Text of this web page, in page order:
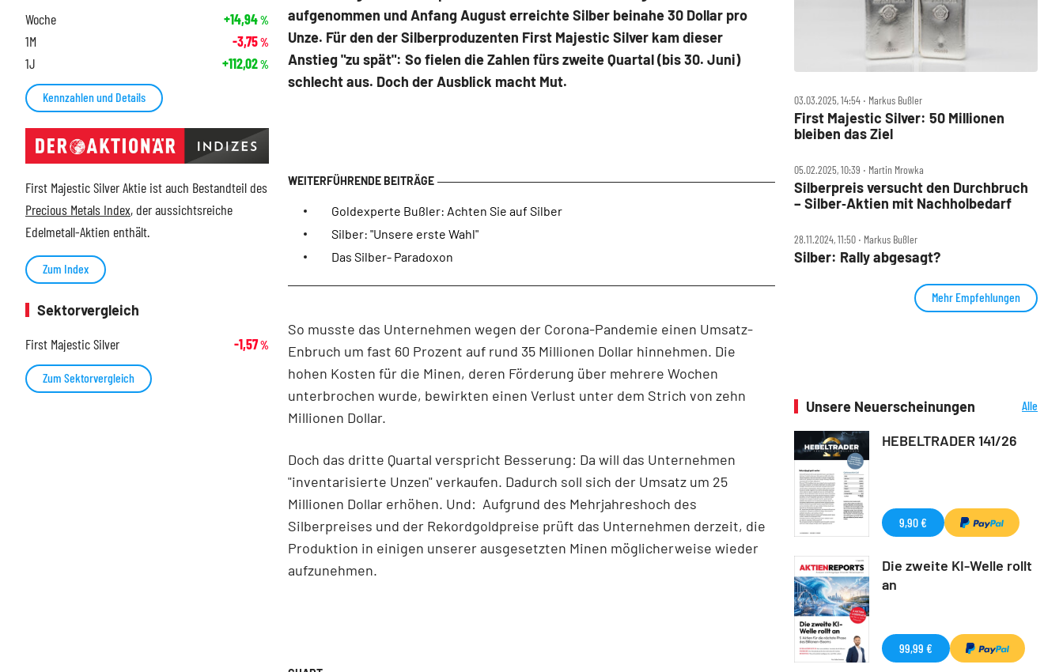
aufgenommen und Anfang August erreichte Silber beinahe 30 Dollar pro
Unze. Für den der Silberproduzenten First Majestic Silver kam dieser
Anstieg "zu spät": So fielen die Zahlen fürs zweite Quartal (bis 30. Juni)
schlecht aus. Doch der Ausblick macht Mut.
Goldexperte Bußler: Achten Sie auf Silber
Silber: "Unsere erste Wahl"
Das Silber- Paradoxon
So musste das Unternehmen wegen der Corona-Pandemie einen Umsatz-
Enbruch um fast 60 Prozent auf rund 35 Millionen Dollar hinnehmen. Die
hohen Kosten für die Minen, deren Förderung über mehrere Wochen
unterbrochen wurde, bewirkten einen Verlust unter dem Strich von zehn
Millionen Dollar.
Doch das dritte Quartal verspricht Besserung: Da will das Unternehmen
"inventarisierte Unzen" verkaufen. Dadurch soll sich der Umsatz um 25
Millionen Dollar erhöhen. Und: Aufgrund des Mehrjahreshoch des
Silberpreises und der Rekordgoldpreise prüft das Unternehmen derzeit, die
Produktion in einigen unserer ausgesetzten Minen möglicherweise wieder
aufzunehmen.
Woche +14,94%
1M -3,75%
1J +112,02%
Kennzahlen und Details
First Majestic Silver Aktie ist auch Bestandteil des
Precious Metals Index, der aussichtsreiche
Edelmetall-Aktien enthält.
Zum Index
Sektorvergleich
First Majestic Silver
-1,57%
Zum Sektorvergleich
03.03.2025, 14:54 ‧ Markus Bußler
First Majestic Silver: 50 Millionen
bleiben das Ziel
05.02.2025, 10:39 ‧ Martin Mrowka
Silberpreis versucht den Durchbruch
– Silber‑Aktien mit Nachholbedarf
28.11.2024, 11:50 ‧ Markus Bußler
Silber: Rally abgesagt?
Mehr Empfehlungen
Unsere Neuerscheinungen
Alle
HEBELTRADER 141/26
9,90 €
Die zweite KI-Welle rollt
an
99,99 €